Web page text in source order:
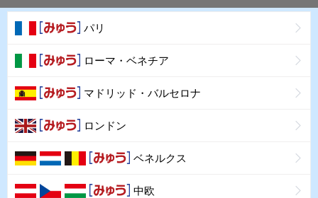
パリ
ローマ・ベネチア
マドリッド・バルセロナ
ロンドン
ベネルクス
中欧